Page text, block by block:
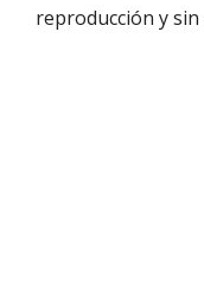
reproducción y